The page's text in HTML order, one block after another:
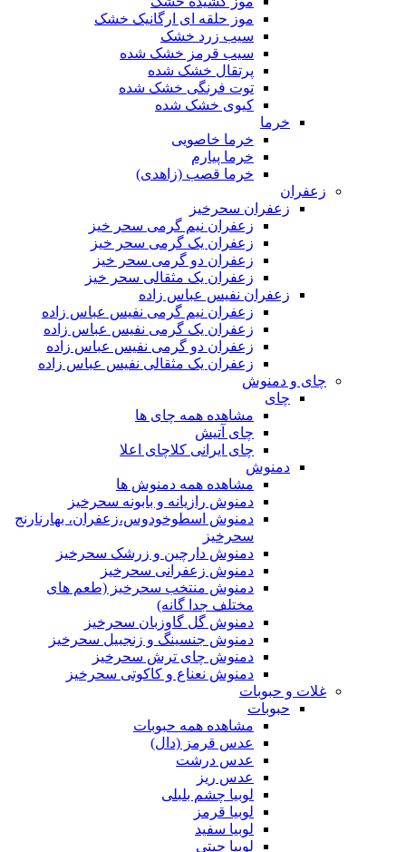
موز حلقه ای ارگانیک خشک
سیب زرد خشک
سیب قرمز خشک شده
پرتقال خشک شده
توت فرنگی خشک شده
کیوی خشک شده
خرما
خرما خاصویی
خرما پیارم
خرما قصب (زاهدی)
زعفران
زعفران سحرخیز
زعفران نیم گرمی سحر خیز
زعفران یک گرمی سحر خیز
زعفران دو گرمی سحر خیز
زعفران یک مثقالی سحر خیز
زعفران نفیس عباس زاده
زعفران نیم گرمی نفیس عباس زاده
زعفران یک گرمی نفیس عباس زاده
زعفران دو گرمی نفیس عباس زاده
زعفران یک مثقالی نفیس عباس زاده
چای و دمنوش
چای
مشاهده همه چای ها
چای آتیش
چای ایرانی کلاچای اعلا
دمنوش
مشاهده همه دمنوش ها
دمنوش رازیانه و بابونه سحرخیز
دمنوش اسطوخودوس،زعفران، بهارنارنج
سحرخیز
دمنوش دارچین و زرشک سحرخیز
دمنوش زعفرانی سحرخیز
دمنوش منتخب سحرخیز (طعم های
مختلف جدا گانه)
دمنوش گل گاوزبان سحرخیز
دمنوش جنسینگ و زنجبیل سحرخیز
دمنوش چای ترش سحرخیز
دمنوش نعناع و کاکوتی سحرخیز
غلات و حبوبات
حبوبات
مشاهده همه حبوبات
عدس قرمز (دال)
عدس درشت
عدس ریز
لوبیا چشم بلبلی
لوبیا قرمز
لوبیا سفید
لوبیا چیتی